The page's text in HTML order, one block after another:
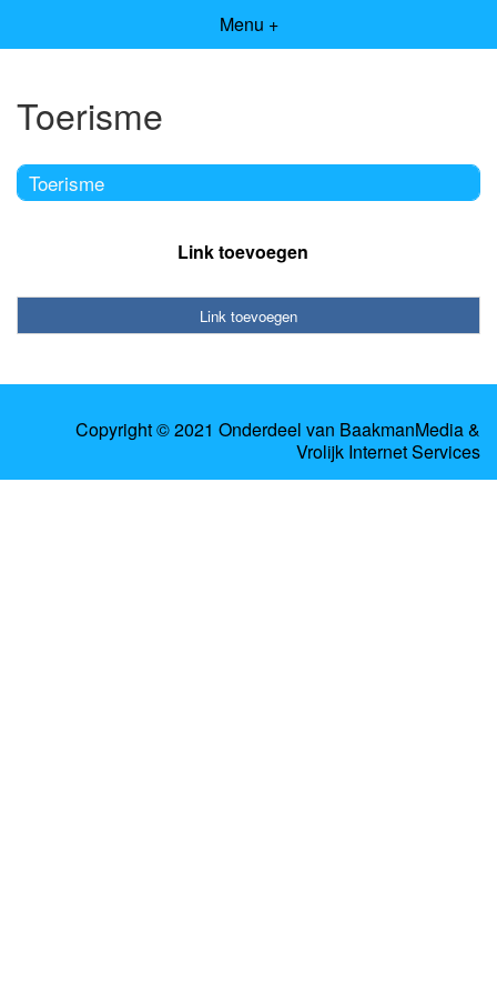
Menu +
Toerisme
Toerisme
Link toevoegen
Link toevoegen
Copyright © 2021 Onderdeel van BaakmanMedia&
Vrolijk Internet Services